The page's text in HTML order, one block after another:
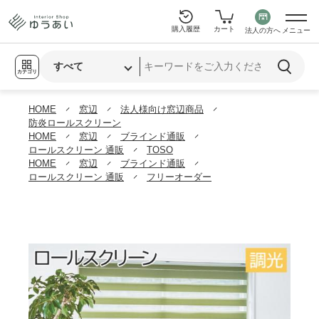
カテゴリ
購入履歴 カート 法人の方へ メニュー
HOME 窓辺
法人様向け窓辺商品
防炎ロールスクリーン
HOME
窓辺
ブラインド通販
ロールスクリーン 通販
TOSO
HOME
窓辺
ブラインド通販
ロールスクリーン 通販
フリーオーダー